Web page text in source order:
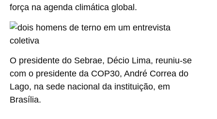
força na agenda climática global.
O presidente do Sebrae, Décio Lima, reuniu-se
com o presidente da COP30, André Correa do
Lago, na sede nacional da instituição, em
Brasília.